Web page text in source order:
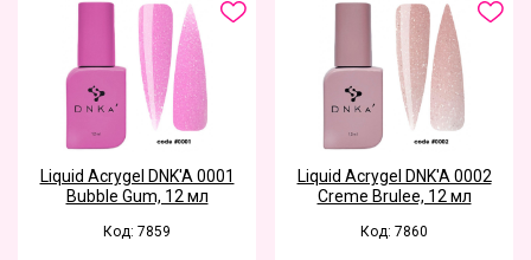
Liquid Acrygel DNK'A 0001
Bubble Gum, 12 мл
Код: 7859
Liquid Acrygel DNK'A 0002
Creme Brulee, 12 мл
Код: 7860